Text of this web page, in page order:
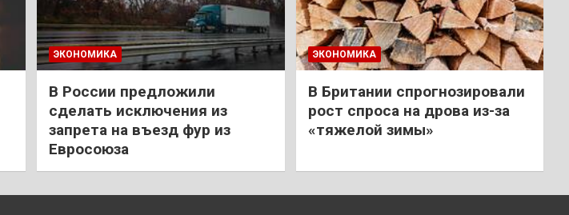
ЭКОНОМИКА
В России предложили
сделать исключения из
запрета на въезд фур из
Евросоюза
ЭКОНОМИКА
В Британии спрогнозировали
рост спроса на дрова из-за
«тяжелой зимы»